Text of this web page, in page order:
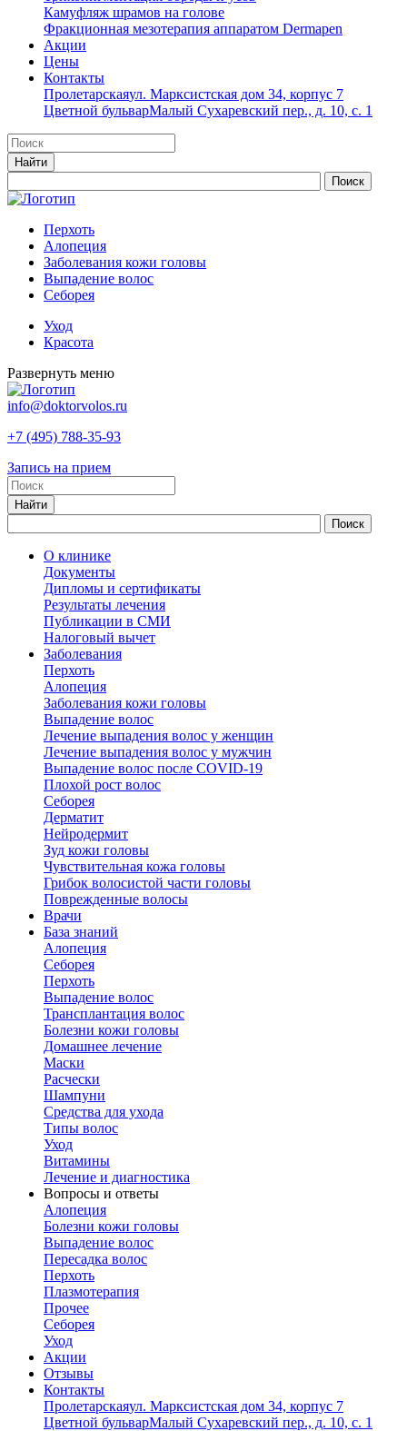
Камуфляж шрамов на голове
Фракционная мезотерапия аппаратом Dermapen
Акции
Цены
Контакты
Пролетарскаяул. Марксистская дом 34, корпус 7
Цветной бульварМалый Сухаревский пер., д. 10, с. 1
Перхоть
Алопеция
Заболевания кожи головы
Выпадение волос
Cеборея
Уход
Красота
Развернуть меню
info@doktorvolos.ru
+7 (495) 788-35-93
Запись на прием
О клинике
Документы
Дипломы и сертификаты
Результаты лечения
Публикации в СМИ
Налоговый вычет
Заболевания
Перхоть
Алопеция
Заболевания кожи головы
Выпадение волос
Лечение выпадения волос у женщин
Лечение выпадения волос у мужчин
Выпадение волос после COVID-19
Плохой рост волос
Cеборея
Дерматит
Нейродермит
Зуд кожи головы
Чувствительная кожа головы
Грибок волосистой части головы
Поврежденные волосы
Врачи
База знаний
Алопеция
Себорея
Перхоть
Выпадение волос
Трансплантация волос
Болезни кожи головы
Домашнее лечение
Маски
Расчески
Шампуни
Средства для ухода
Типы волос
Уход
Витамины
Лечение и диагностика
Вопросы и ответы
Алопеция
Болезни кожи головы
Выпадение волос
Пересадка волос
Перхоть
Плазмотерапия
Прочее
Себорея
Уход
Акции
Отзывы
Контакты
Пролетарскаяул. Марксистская дом 34, корпус 7
Цветной бульварМалый Сухаревский пер., д. 10, с. 1